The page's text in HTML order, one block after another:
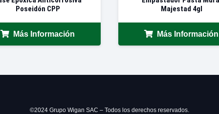
Poseidón CPP
Más Información
Majestad 4gl
Más Información
©2024 Grupo Wigan SAC – Todos los derechos reservados.